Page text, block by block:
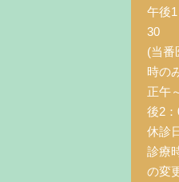
午後
30
(当番
時の
正午
後2
休診
診療
の変